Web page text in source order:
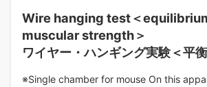
Wire hanging test＜
muscular strength＞
ワイヤー・ハンギング実験＜平
※Single chamber for mouse On this